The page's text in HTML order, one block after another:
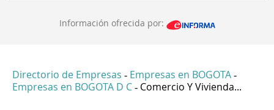
Información ofrecida por:
Directorio de Empresas - Empresas en BOGOTA -
Empresas en BOGOTA D C - Comercio Y Vivienda...